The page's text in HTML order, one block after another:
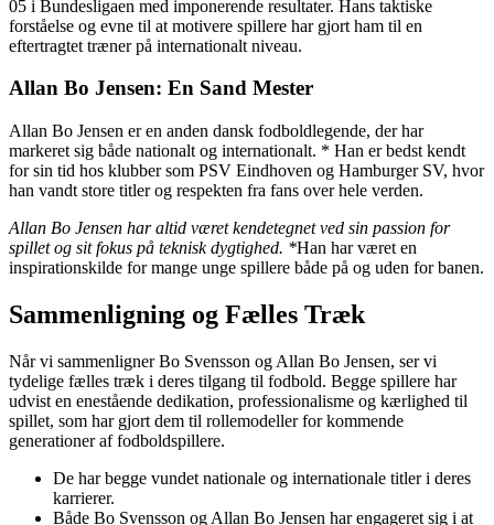
05 i Bundesligaen med imponerende resultater. Hans taktiske
forståelse og evne til at motivere spillere har gjort ham til en
eftertragtet træner på internationalt niveau.
Allan Bo Jensen: En Sand Mester
Allan Bo Jensen er en anden dansk fodboldlegende, der har
markeret sig både nationalt og internationalt. * Han er bedst kendt
for sin tid hos klubber som PSV Eindhoven og Hamburger SV, hvor
han vandt store titler og respekten fra fans over hele verden.
Allan Bo Jensen har altid været kendetegnet ved sin passion for
spillet og sit fokus på teknisk dygtighed. *Han har været en
inspirationskilde for mange unge spillere både på og uden for banen.
Sammenligning og Fælles Træk
Når vi sammenligner Bo Svensson og Allan Bo Jensen, ser vi
tydelige fælles træk i deres tilgang til fodbold. Begge spillere har
udvist en enestående dedikation, professionalisme og kærlighed til
spillet, som har gjort dem til rollemodeller for kommende
generationer af fodboldspillere.
De har begge vundet nationale og internationale titler i deres
karrierer.
Både Bo Svensson og Allan Bo Jensen har engageret sig i at